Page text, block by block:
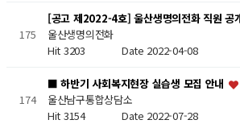
175
[공고 제2022-4호] 울산생명의전화 직원 공
울산생명의전화
Hit 3203 Date 2022-04-08
174
■ 하반기 사회복지현장 실습생 모집 안내
울산남구통합상담소
Hit 3154 Date 2022-07-28